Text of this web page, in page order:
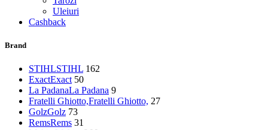
Uleiuri
Cashback
Brand
STIHLSTIHL 162
ExactExact 50
La PadanaLa Padana 9
Fratelli Ghiotto,Fratelli Ghiotto, 27
GolzGolz 73
RemsRems 31